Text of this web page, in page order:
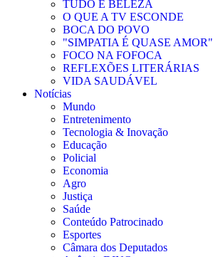
TUDO É BELEZA
O QUE A TV ESCONDE
BOCA DO POVO
"SIMPATIA É QUASE AMOR"
FOCO NA FOFOCA
REFLEXÕES LITERÁRIAS
VIDA SAUDÁVEL
Notícias
Mundo
Entretenimento
Tecnologia & Inovação
Educação
Policial
Economia
Agro
Justiça
Saúde
Conteúdo Patrocinado
Esportes
Câmara dos Deputados